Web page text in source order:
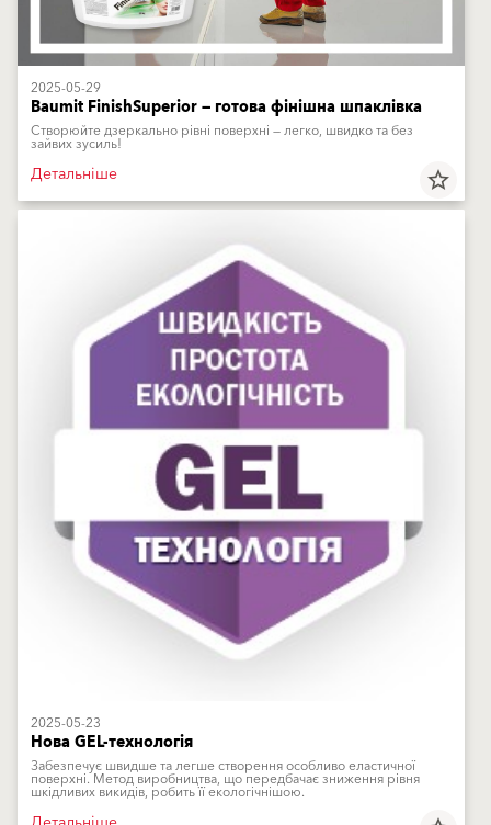
2025-05-29
Baumit FinishSuperior — готова фінішна шпаклівка
Створюйте дзеркально рівні поверхні — легко, швидко та без
зайвих зусиль!
Детальніше star_border
2025-05-23
Нова GEL-технологія
Забезпечує швидше та легше створення особливо еластичної
поверхні. Метод виробництва, що передбачає зниження рівня
шкідливих викидів, робить її екологічнішою.